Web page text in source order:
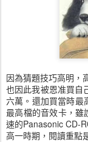
因為猜題技巧高明，
也因此我被恩准買自
六萬。還加買當時最
最高檔的音效卡，雖
速的Panasonic CD-
高一時期，閱讀重點